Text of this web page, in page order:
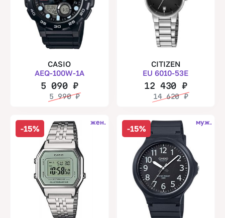
CASIO
AEQ-100W-1A
5 090 ₽
5 990₽
CITIZEN
EU 6010-53E
12 430 ₽
14 620₽
-15%
жен.
-15%
муж.